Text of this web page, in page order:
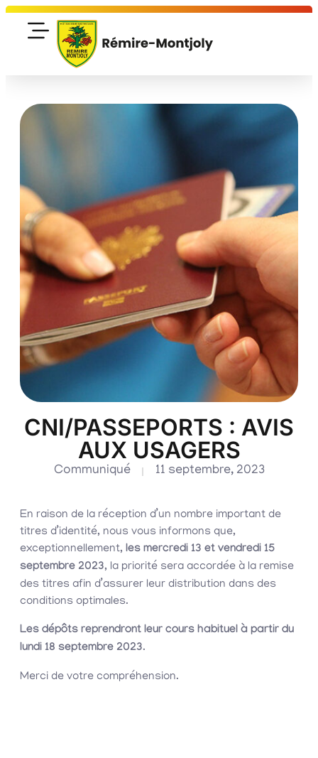
CNI/PASSEPORTS : AVIS
AUX USAGERS
Communiqué 11 septembre, 2023
En raison de la réception d’un nombre important de
titres d’identité, nous vous informons que,
exceptionnellement, les mercredi 13 et vendredi 15
septembre 2023, la priorité sera accordée à la remise
des titres afin d’assurer leur distribution dans des
conditions optimales.
Les dépôts reprendront leur cours habituel à partir du
lundi 18 septembre 2023.
Merci de votre compréhension.